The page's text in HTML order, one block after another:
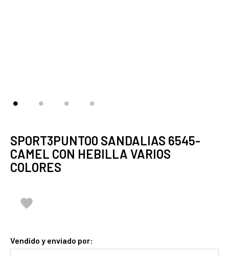
SPORT3PUNTO0 SANDALIAS 6545-
CAMEL CON HEBILLA VARIOS
COLORES

Vendido y enviado por: